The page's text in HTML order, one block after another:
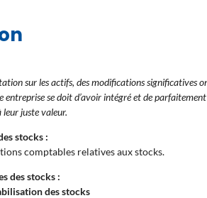
sur les actifs, des modifications significatives
entreprise se doit d’avoir intégré et de
juste valeur.
stocks :
comptables relatives aux stocks.
des stocks :
des stocks